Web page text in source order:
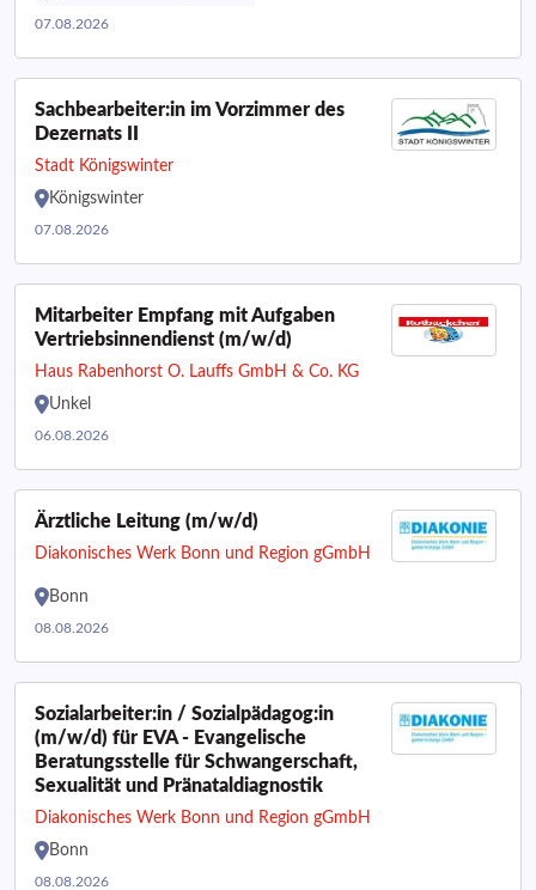
07.08.2026
Sachbearbeiter:in im Vorzimmer des
Dezernats II
Stadt Königswinter
Königswinter
07.08.2026
Mitarbeiter Empfang mit Aufgaben
Vertriebsinnendienst (m/w/d)
Haus Rabenhorst O. Lauffs GmbH & Co. KG
Unkel
06.08.2026
Ärztliche Leitung (m/w/d)
Diakonisches Werk Bonn und Region gGmbH
Bonn
08.08.2026
Sozialarbeiter:in / Sozialpädagog:in
(m/w/d) für EVA - Evangelische
Beratungsstelle für Schwangerschaft,
Sexualität und Pränataldiagnostik
Diakonisches Werk Bonn und Region gGmbH
Bonn
08.08.2026